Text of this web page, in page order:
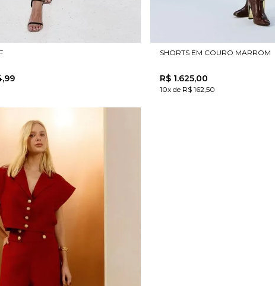
,99
SHORTS EM COURO MARROM
R$ 1.625,00
10x de R$ 162,50